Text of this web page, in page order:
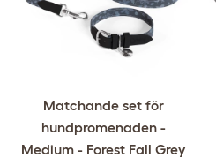
Matchande set för
hundpromenaden -
Medium - Forest Fall Grey